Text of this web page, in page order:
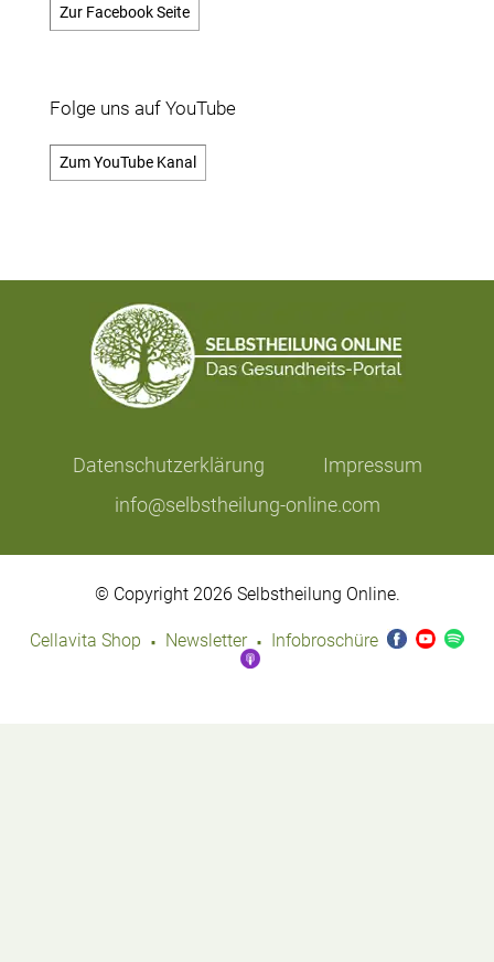
Zur Facebook Seite
Folge uns auf YouTube
Zum YouTube Kanal
Datenschutzerklärung
Impressum
info@selbstheilung-online.com
© Copyright 2026 Selbstheilung Online.
Cellavita Shop · Newsletter · Infobroschüre